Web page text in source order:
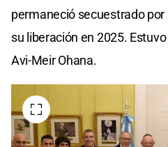
permaneció secuestrado
su liberación en 2025.
Avi-Meir Ohana.